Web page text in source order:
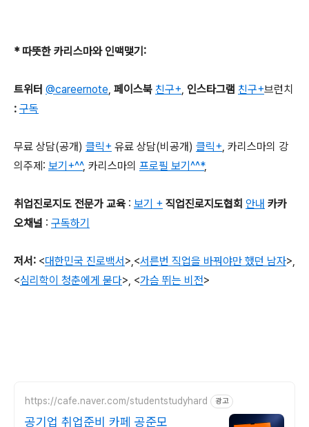
* 따뜻한 카리스마와 인맥맺기 :
트위터 @careernote 페이스북 친구+ 인스타그램 친구+브런치
: 구독
무료 상담(공개) 클릭+ 유료 상담(비공개) 클릭+ 카리스마의 강
의주제 : 보기+^^, 카리스마의 프로필 보기^^*,
취업진로지도 전문가 교육 : 보기 + 직업진로지도협회 안내 카카
오채널 : 구독하기
저서 : <대한민국 진로백서> <서른번 직업을 바꿔야만 했던 남자>,
<심리학이 청춘에게 묻다>, <가슴 뛰는 비전>
https://cafe.naver.com/studentstudyhard 광고
공기업 취업준비 카페 공준모